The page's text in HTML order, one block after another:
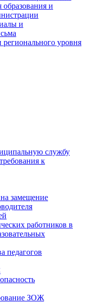
и
и
уровня
службу
к
замещение
работников в
педагогов
ЗОЖ